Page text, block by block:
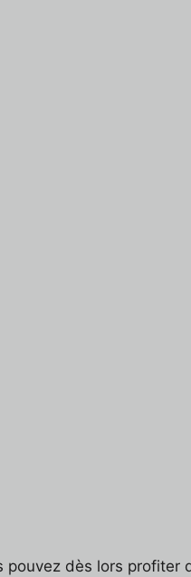
dès lors profiter